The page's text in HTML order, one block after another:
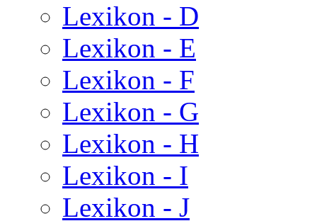
Lexikon - D
Lexikon - E
Lexikon - F
Lexikon - G
Lexikon - H
Lexikon - I
Lexikon - J